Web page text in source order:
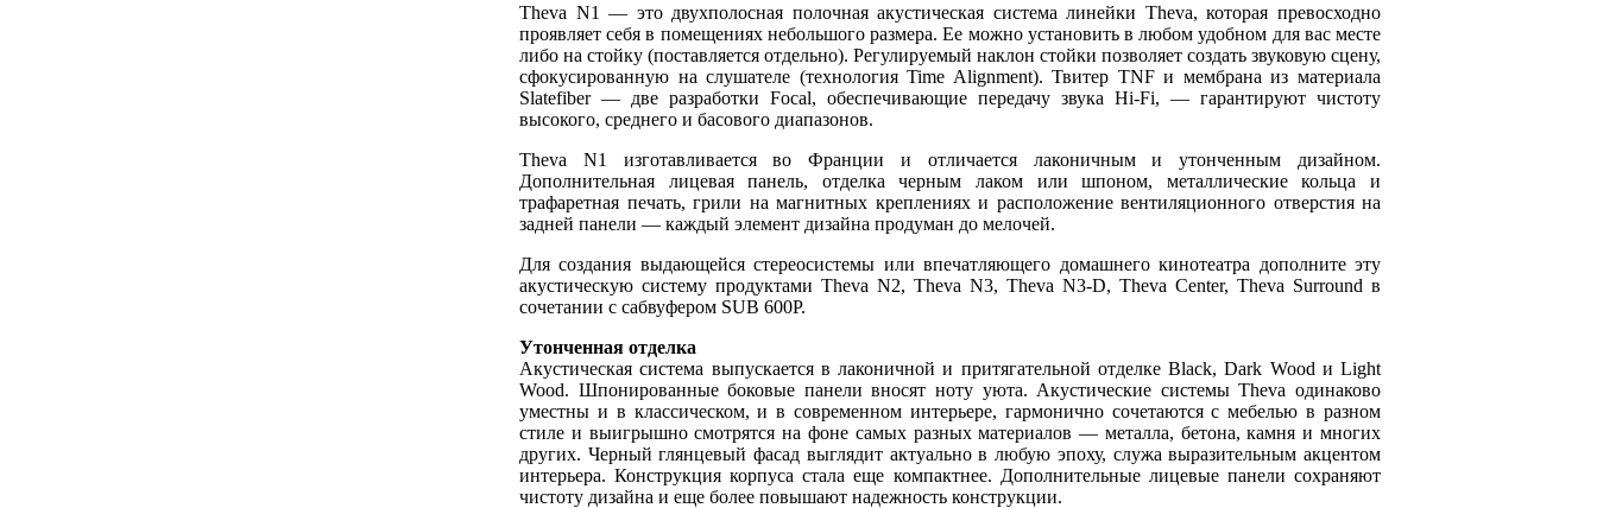
Theva N1 — это двухполосная полочная акустическая система линейки Theva, которая превосходно
проявляет себя в помещениях небольшого размера. Ее можно установить в любом удобном для вас месте
либо на стойку (поставляется отдельно). Регулируемый наклон стойки позволяет создать звуковую сцену,
сфокусированную на слушателе (технология Time Alignment). Твитер TNF и мембрана из материала
Slatefiber — две разработки Focal, обеспечивающие передачу звука Hi-Fi, — гарантируют чистоту
высокого, среднего и басового диапазонов.
Theva N1 изготавливается во Франции и отличается лаконичным и утонченным дизайном.
Дополнительная лицевая панель, отделка черным лаком или шпоном, металлические кольца и
трафаретная печать, грили на магнитных креплениях и расположение вентиляционного отверстия на
задней панели — каждый элемент дизайна продуман до мелочей.
Для создания выдающейся стереосистемы или впечатляющего домашнего кинотеатра дополните эту
акустическую систему продуктами Theva N2, Theva N3, Theva N3-D, Theva Center, Theva Surround в
сочетании с сабвуфером SUB 600P.
Утонченная отделка
Акустическая система выпускается в лаконичной и притягательной отделке Black, Dark Wood и Light
Wood. Шпонированные боковые панели вносят ноту уюта. Акустические системы Theva одинаково
уместны и в классическом, и в современном интерьере, гармонично сочетаются с мебелью в разном
стиле и выигрышно смотрятся на фоне самых разных материалов — металла, бетона, камня и многих
других. Черный глянцевый фасад выглядит актуально в любую эпоху, служа выразительным акцентом
интерьера. Конструкция корпуса стала еще компактнее. Дополнительные лицевые панели сохраняют
чистоту дизайна и еще более повышают надежность конструкции.